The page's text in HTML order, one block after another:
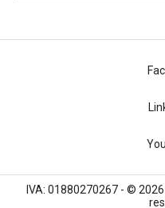
IVA: 01880270267 - ©